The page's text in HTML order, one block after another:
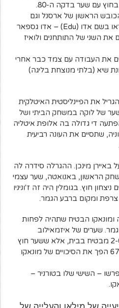
אבל רובר פירס ניצח לארסנל בחוץ עם שער בדקה ה-80.
הראשון של ארסנל וגם
הכובש הראשון של סלטה נקראו בשם אדו (Edu) – אדו גספאר
השני של התותחנים ולואיז
את העבודה עם צמד כבר אחרי
שיא (בלתי מנוצחת בליגה)
את הפיינליסטית האיטלקית
של לוקה במשחק הביתי ושל
די גדולה בה אלופת איטליה
שתסיים את העונה רביעית
באיירן מינכן. ההגרלה סידרה לה
הראשון, באנואטה, שער עצמי
חוץ. בגומלין היה זה ז'וניניו
צרפת ומקום ברבע הגמר.
ומונאקו הבטיח שתהיה לפחות
שערים של איזמאילוב
ומאמינוב העלו את הרוסים ל2-0 מבטיח בבית, אלא ששער חוץ
של פרננדו מוריינטס בדקה ה-67 הפך את הסיכויים של מונאקו
– השישי שלו בטורניר –